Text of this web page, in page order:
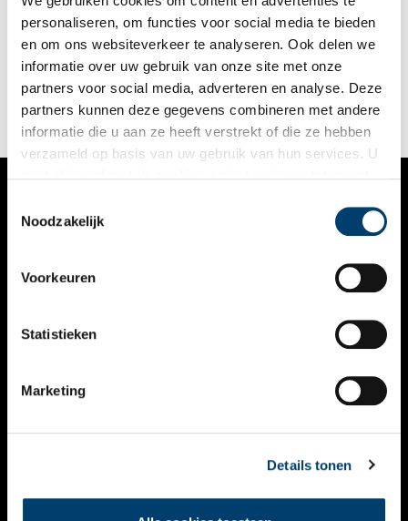
personaliseren, om functies voor social media te bieden
en om ons websiteverkeer te analyseren. Ook delen we
informatie over uw gebruik van onze site met onze
partners voor social media, adverteren en analyse. Deze
partners kunnen deze gegevens combineren met andere
informatie die u aan ze heeft verstrekt of die ze hebben
verzameld op basis van uw gebruik van hun services. U
Noodzakelijk
Voorkeuren
Statistieken
Marketing
Details tonen
verkrijgbaar
De lang gekoesterde wens voor een toeristisch magazine voor
Regio Westfriesland is werkelijkheid geworden. Met trots
kondigen de zeven Westfriese gemeenten, de Westfriese
Bedrijvengroep en diverse ondernemers aan dat vanaf deze
week het gloednieuwe magazine Beleef Westfriesland
beschikbaar is!
1 min
VERHALEN
KALENDER
THEMA’S
VIDEO’S
CONTACT